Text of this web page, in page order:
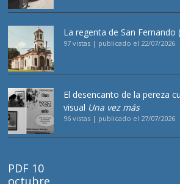
La regenta de San Fernando
97 vistas | publicado el 22/07/2026
El desencanto de la pereza
visual Una vez más
96 vistas | publicado el 27/07/2026
PDF 10
octubre